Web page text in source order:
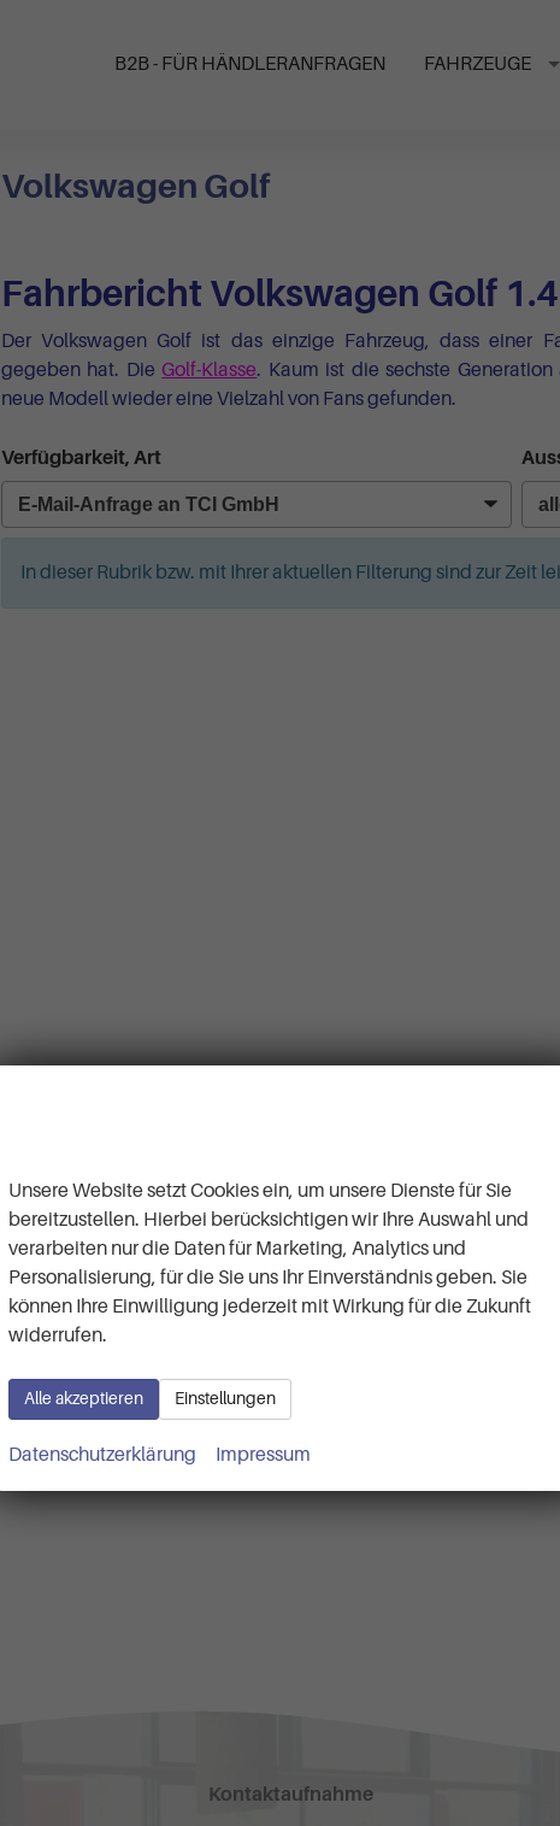
B2B - FÜR HÄNDLERANFRAGEN FAHRZEUGE
Volkswagen Golf
Fahrbericht Volkswagen Golf
Der Volkswagen Golf ist das einzige Fahrzeug, dass einer
gegeben hat. DieGolf-Klasse. Kaum ist die sechste
neue Modell wieder eine Vielzahl von Fans gefunden.
Verfügbarkeit, Art
In dieser Rubrik bzw. mit Ihrer aktuellen Filterung sind zur Zeit
Kontaktaufnahme
Unsere Website setzt Cookies ein, um unsere Dienste für Sie
bereitzustellen. Hierbei berücksichtigen wir Ihre Auswahl und
verarbeiten nur die Daten für Marketing, Analytics und
Personalisierung, für die Sie uns Ihr Einverständnis geben. Sie
können Ihre Einwilligung jederzeit mit Wirkung für die Zukunft
widerrufen.
Alle akzeptieren Einstellungen
Datenschutzerklärung Impressum